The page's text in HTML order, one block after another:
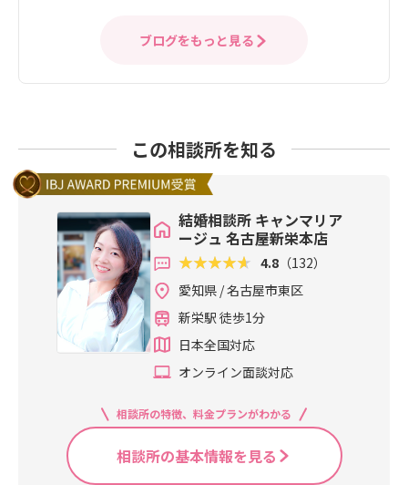
ブログをもっと見る
この相談所を知る
結婚相談所 キャンマリア
ージュ 名古屋新栄本店
4.8 （132）
愛知県 / 名古屋市東区
新栄駅 徒歩1分
日本全国対応
オンライン面談対応
相談所の特徴、料金プランがわかる
相談所の基本情報を見る